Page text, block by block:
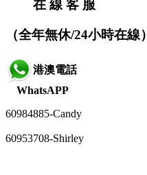
在 線 客 服
（全年無休/24小時在線）
港澳電話
WhatsAPP
60984885-Candy
60953708-Shirley